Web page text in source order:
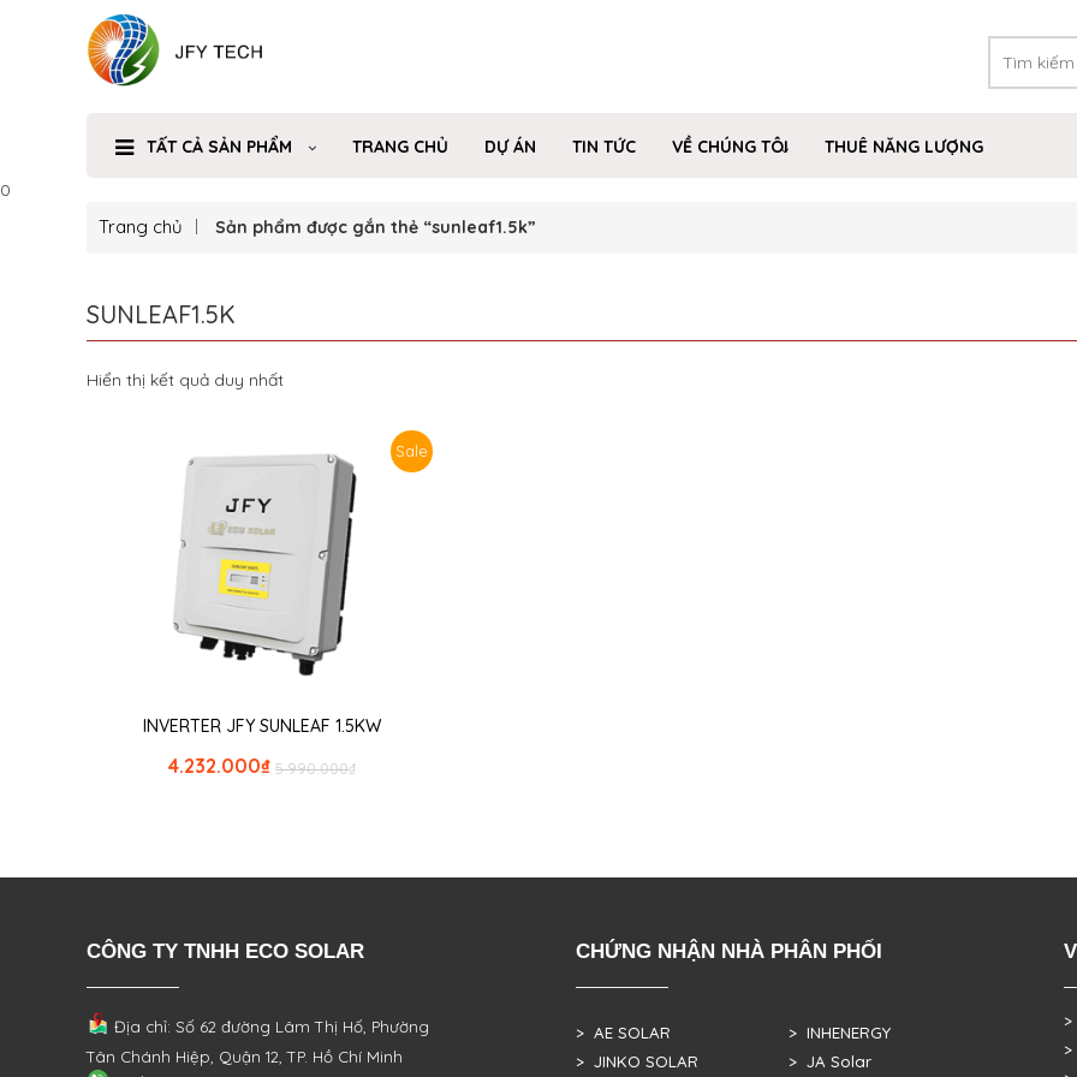
TẤT CẢ SẢN PHẨM TRANG CHỦ DỰ ÁN TIN TỨC VỀ CHÚNG TÔI
THUÊ NĂNG LƯỢNG
0
Trang chủ Sản phẩm được gắn thẻ “sunleaf1.5k”
SUNLEAF1.5K
Hiển thị kết quả duy nhất
Sale
INVERTER JFY SUNLEAF 1.5KW
₫
5.990.000
₫
4.232.000
CÔNG TY TNHH ECO SOLAR
Địa chỉ: Số 62 đường Lâm Thị Hố, Phường
Tân Chánh Hiệp, Quận 12, TP. Hồ Chí Minh
CHỨNG NHẬN NHÀ PHÂN PHỐI
> AE SOLAR
> JINKO SOLAR
> INHENERGY
> JA Solar
>